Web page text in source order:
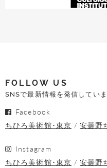
FOLLOW US
SNSで最新情報を発信してい
Facebook
ちひろ美術館･東京
安曇野
Instagram
ちひろ美術館･東京
安曇野